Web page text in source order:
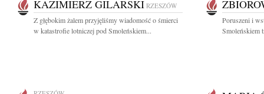
KAZIMIERZ GILARSKI RZESZÓW
Z głębokim żalem przyjęliśmy wiadomość o śmierci
w katastrofie lotniczej pod Smoleńskiem...
Poruszeni i
Smoleńskiem